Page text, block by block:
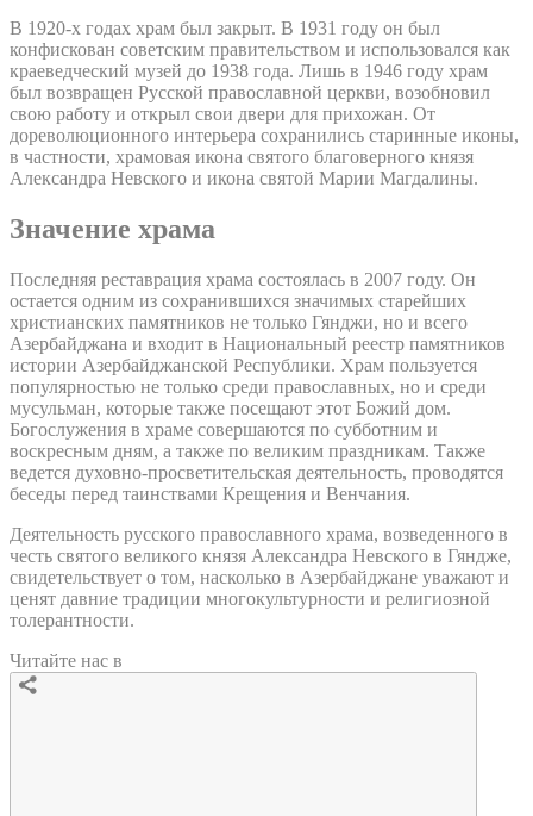
В 1920-х годах храм был закрыт. В 1931 году он был
конфискован советским правительством и использовался как
краеведческий музей до 1938 года. Лишь в 1946 году храм
был возвращен Русской православной церкви, возобновил
свою работу и открыл свои двери для прихожан. От
дореволюционного интерьера сохранились старинные иконы,
в частности, храмовая икона святого благоверного князя
Александра Невского и икона святой Марии Магдалины.
Значение храма
Последняя реставрация храма состоялась в 2007 году. Он
остается одним из сохранившихся значимых старейших
христианских памятников не только Гянджи, но и всего
Азербайджана и входит в Национальный реестр памятников
истории Азербайджанской Республики. Храм пользуется
популярностью не только среди православных, но и среди
мусульман, которые также посещают этот Божий дом.
Богослужения в храме совершаются по субботним и
воскресным дням, а также по великим праздникам. Также
ведется духовно-просветительская деятельность, проводятся
беседы перед таинствами Крещения и Венчания.
Деятельность русского православного храма, возведенного в
честь святого великого князя Александра Невского в Гяндже,
свидетельствует о том, насколько в Азербайджане уважают и
ценят давние традиции многокультурности и религиозной
толерантности.
Читайте нас в